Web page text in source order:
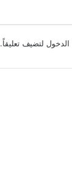
لتضيف تعليقاً.